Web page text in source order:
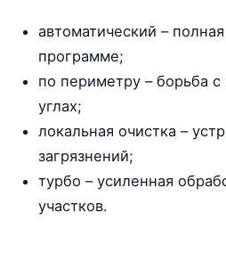
автоматический –
программе;
по периметру – борьба
углах;
локальная очистка –
загрязнений;
турбо – усиленная
участков.